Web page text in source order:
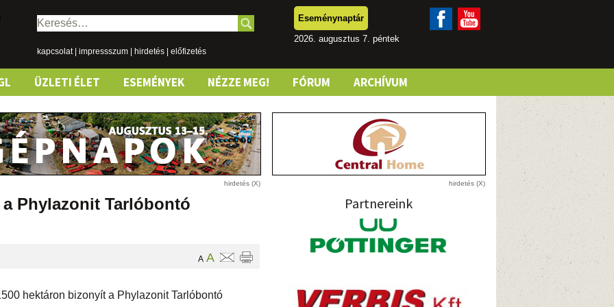
Keresés:
kapcsolat| impressszum hirdetés előfizetés
Eseménynaptár
2026. augusztus 7. péntek
ÜZLETI ÉLET ESEMÉNYEK NÉZZE MEG! FÓRUM ARCHÍVUM
Phylazonit Tarlóbontó
A A
hektáron bizonyít a Phylazonit Tarlóbontó
Partnereink